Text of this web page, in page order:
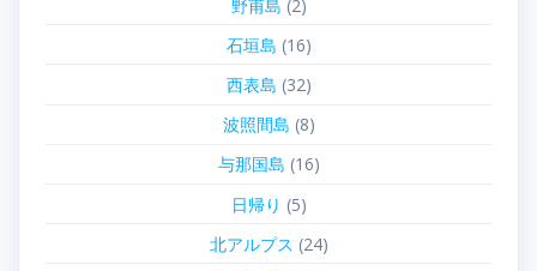
野甫島 (2)
石垣島 (16)
西表島 (32)
波照間島 (8)
与那国島 (16)
日帰り (5)
北アルプス (24)